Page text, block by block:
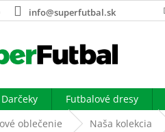
info@superfutbal.sk
Darčeky Futbalové dresy
oblečenie Naša kolekcia